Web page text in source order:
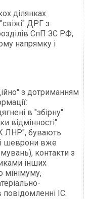
ділянках
ДРГ з
СпП ЗС РФ,
напрямку і
з дотриманням
в "збірну"
відмінності"
ЛНР", бувають
шеврони вже
контакти з
інших
мінімуму,
повідомленні ІС.